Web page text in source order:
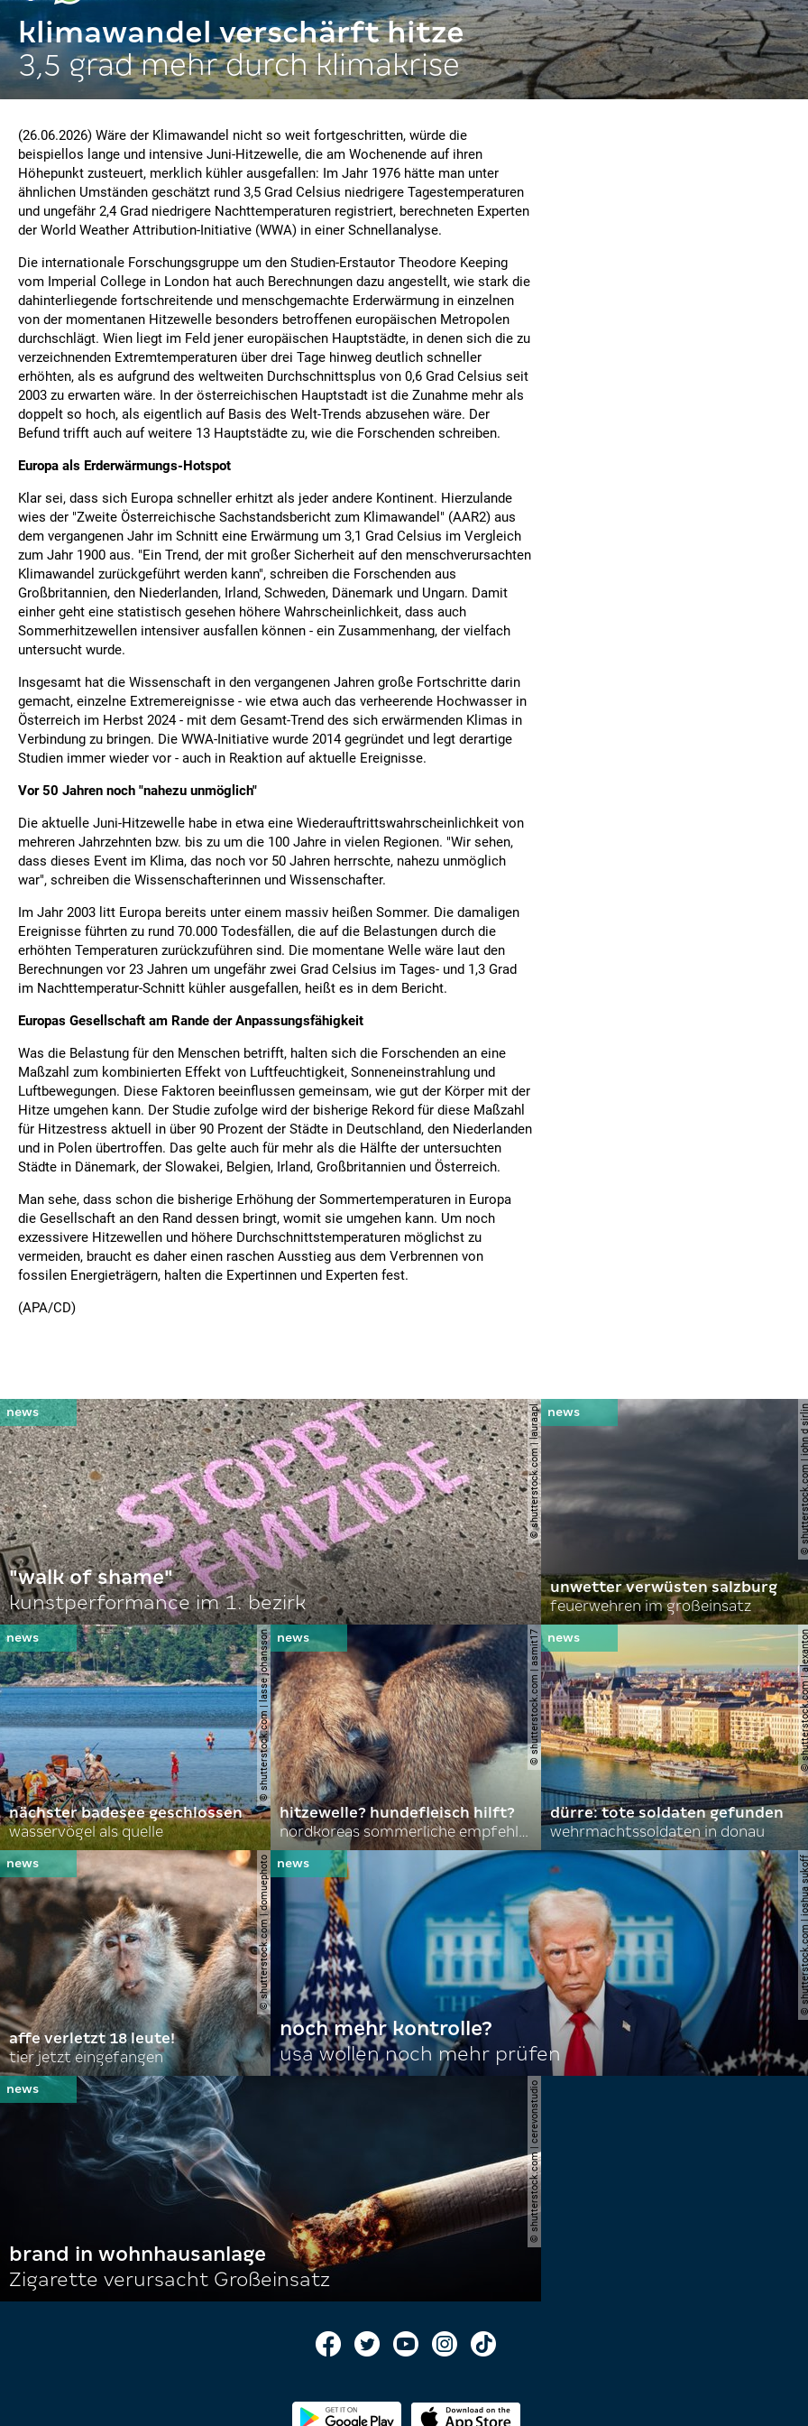
klimawandel verschärft hitze
3,5 grad mehr durch klimakrise
(26.06.2026) Wäre der Klimawandel nicht so weit fortgeschritten, würde die
beispiellos lange und intensive Juni-Hitzewelle, die am Wochenende auf ihren
Höhepunkt zusteuert, merklich kühler ausgefallen: Im Jahr 1976 hätte man unter
ähnlichen Umständen geschätzt rund 3,5 Grad Celsius niedrigere Tagestemperaturen
und ungefähr 2,4 Grad niedrigere Nachttemperaturen registriert, berechneten Experten
der World Weather Attribution-Initiative (WWA) in einer Schnellanalyse.
Die internationale Forschungsgruppe um den Studien-Erstautor Theodore Keeping
vom Imperial College in London hat auch Berechnungen dazu angestellt, wie stark die
dahinterliegende fortschreitende und menschgemachte Erderwärmung in einzelnen
von der momentanen Hitzewelle besonders betroffenen europäischen Metropolen
durchschlägt. Wien liegt im Feld jener europäischen Hauptstädte, in denen sich die zu
verzeichnenden Extremtemperaturen über drei Tage hinweg deutlich schneller
erhöhten, als es aufgrund des weltweiten Durchschnittsplus von 0,6 Grad Celsius seit
2003 zu erwarten wäre. In der österreichischen Hauptstadt ist die Zunahme mehr als
doppelt so hoch, als eigentlich auf Basis des Welt-Trends abzusehen wäre. Der
Befund trifft auch auf weitere 13 Hauptstädte zu, wie die Forschenden schreiben.
Europa als Erderwärmungs-Hotspot
Klar sei, dass sich Europa schneller erhitzt als jeder andere Kontinent. Hierzulande
wies der "Zweite Österreichische Sachstandsbericht zum Klimawandel" (AAR2) aus
dem vergangenen Jahr im Schnitt eine Erwärmung um 3,1 Grad Celsius im Vergleich
zum Jahr 1900 aus. "Ein Trend, der mit großer Sicherheit auf den menschverursachten
Klimawandel zurückgeführt werden kann", schreiben die Forschenden aus
Großbritannien, den Niederlanden, Irland, Schweden, Dänemark und Ungarn. Damit
einher geht eine statistisch gesehen höhere Wahrscheinlichkeit, dass auch
Sommerhitzewellen intensiver ausfallen können - ein Zusammenhang, der vielfach
untersucht wurde.
Insgesamt hat die Wissenschaft in den vergangenen Jahren große Fortschritte darin
gemacht, einzelne Extremereignisse - wie etwa auch das verheerende Hochwasser in
Österreich im Herbst 2024 - mit dem Gesamt-Trend des sich erwärmenden Klimas in
Verbindung zu bringen. Die WWA-Initiative wurde 2014 gegründet und legt derartige
Studien immer wieder vor - auch in Reaktion auf aktuelle Ereignisse.
Vor 50 Jahren noch "nahezu unmöglich"
Die aktuelle Juni-Hitzewelle habe in etwa eine Wiederauftrittswahrscheinlichkeit von
mehreren Jahrzehnten bzw. bis zu um die 100 Jahre in vielen Regionen. "Wir sehen,
dass dieses Event im Klima, das noch vor 50 Jahren herrschte, nahezu unmöglich
war", schreiben die Wissenschafterinnen und Wissenschafter.
Im Jahr 2003 litt Europa bereits unter einem massiv heißen Sommer. Die damaligen
Ereignisse führten zu rund 70.000 Todesfällen, die auf die Belastungen durch die
erhöhten Temperaturen zurückzuführen sind. Die momentane Welle wäre laut den
Berechnungen vor 23 Jahren um ungefähr zwei Grad Celsius im Tages- und 1,3 Grad
im Nachttemperatur-Schnitt kühler ausgefallen, heißt es in dem Bericht.
Europas Gesellschaft am Rande der Anpassungsfähigkeit
Was die Belastung für den Menschen betrifft, halten sich die Forschenden an eine
Maßzahl zum kombinierten Effekt von Luftfeuchtigkeit, Sonneneinstrahlung und
Luftbewegungen. Diese Faktoren beeinflussen gemeinsam, wie gut der Körper mit der
Hitze umgehen kann. Der Studie zufolge wird der bisherige Rekord für diese Maßzahl
für Hitzestress aktuell in über 90 Prozent der Städte in Deutschland, den Niederlanden
und in Polen übertroffen. Das gelte auch für mehr als die Hälfte der untersuchten
Städte in Dänemark, der Slowakei, Belgien, Irland, Großbritannien und Österreich.
Man sehe, dass schon die bisherige Erhöhung der Sommertemperaturen in Europa
die Gesellschaft an den Rand dessen bringt, womit sie umgehen kann. Um noch
exzessivere Hitzewellen und höhere Durchschnittstemperaturen möglichst zu
vermeiden, braucht es daher einen raschen Ausstieg aus dem Verbrennen von
fossilen Energieträgern, halten die Expertinnen und Experten fest.
(APA/CD)
© shutterstock.com | lauraapl
"walk of shame"
kunstperformance im 1. bezirk
©
unwetter verwüsten salzburg
feuerwehren im großeinsatz
© shutterstock.com | lasse johansson
nächster badesee geschlossen
wasservögel als quelle
© shutterstock.com | asmit17
hitzewelle? hundefleisch hilft?
nordkoreas sommerliche empfehlungen
©
dürre: tote soldaten gefunden
wehrmachtssoldaten in donau
© shutterstock.com | domuephoto
affe verletzt 18 leute!
tier jetzt eingefangen
©
noch mehr kontrolle?
usa wollen noch mehr prüfen
© shutterstock.com | cerevonstudio
brand in wohnhausanlage
Zigarette verursacht Großeinsatz